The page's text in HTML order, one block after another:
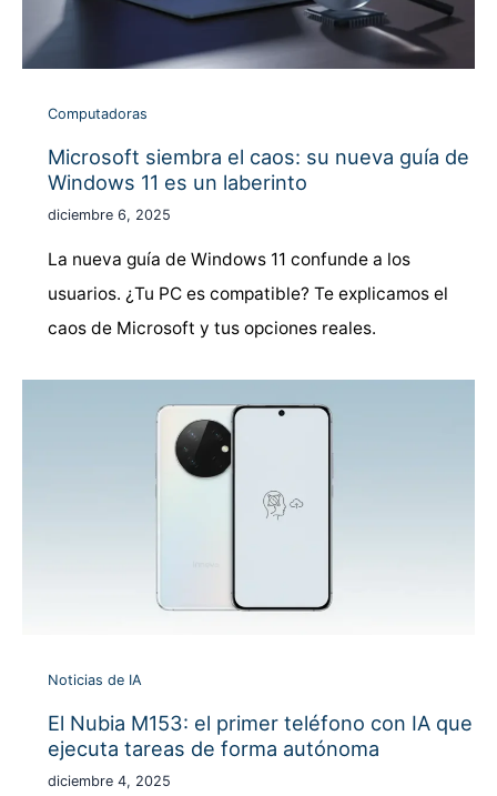
Computadoras
Microsoft siembra el caos: su nueva guía de
Windows 11 es un laberinto
diciembre 6, 2025
La nueva guía de Windows 11 confunde a los
usuarios. ¿Tu PC es compatible? Te explicamos el
caos de Microsoft y tus opciones reales.
Noticias de IA
El Nubia M153: el primer teléfono con IA que
ejecuta tareas de forma autónoma
diciembre 4, 2025